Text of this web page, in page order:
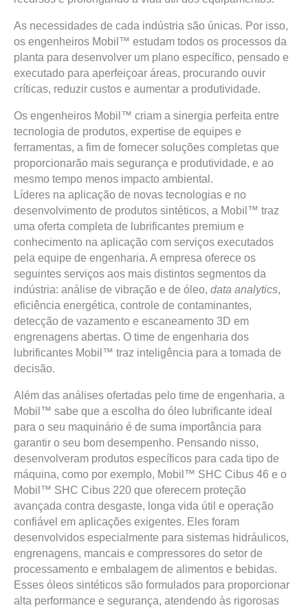
As necessidades de cada indústria são únicas. Por isso,
os engenheiros Mobil™ estudam todos os processos da
planta para desenvolver um plano específico, pensado e
executado para aperfeiçoar áreas, procurando ouvir
críticas, reduzir custos e aumentar a produtividade.
Os engenheiros Mobil™ criam a sinergia perfeita entre
tecnologia de produtos, expertise de equipes e
ferramentas, a fim de fornecer soluções completas que
proporcionarão mais segurança e produtividade, e ao
mesmo tempo menos impacto ambiental.
Líderes na aplicação de novas tecnologias e no
desenvolvimento de produtos sintéticos, a Mobil™ traz
uma oferta completa de lubrificantes premium e
conhecimento na aplicação com serviços executados
pela equipe de engenharia. A empresa oferece os
seguintes serviços aos mais distintos segmentos da
indústria: análise de vibração e de óleo, data analytics,
eficiência energética, controle de contaminantes,
detecção de vazamento e escaneamento 3D em
engrenagens abertas. O time de engenharia dos
lubrificantes Mobil™ traz inteligência para a tomada de
decisão.
Além das análises ofertadas pelo time de engenharia, a
Mobil™ sabe que a escolha do óleo lubrificante ideal
para o seu maquinário é de suma importância para
garantir o seu bom desempenho. Pensando nisso,
desenvolveram produtos específicos para cada tipo de
máquina, como por exemplo, Mobil™ SHC Cibus 46 e o
Mobil™ SHC Cibus 220 que oferecem proteção
avançada contra desgaste, longa vida útil e operação
confiável em aplicações exigentes. Eles foram
desenvolvidos especialmente para sistemas hidráulicos,
engrenagens, mancais e compressores do setor de
processamento e embalagem de alimentos e bebidas.
Esses óleos sintéticos são formulados para proporcionar
alta performance e segurança, atendendo às rigorosas